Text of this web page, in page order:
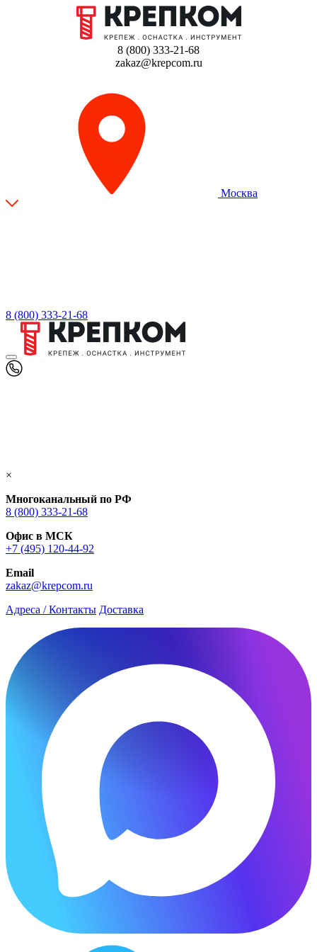
8 (800) 333-21-68
zakaz@krepcom.ru
Москва
8 (800) 333-21-68
×
Многоканальный по РФ
8 (800) 333‑21-68
Офис в МСК
+7 (495) 120-44-92
Email
zakaz@krepcom.ru
Адреса / Контакты Доставка